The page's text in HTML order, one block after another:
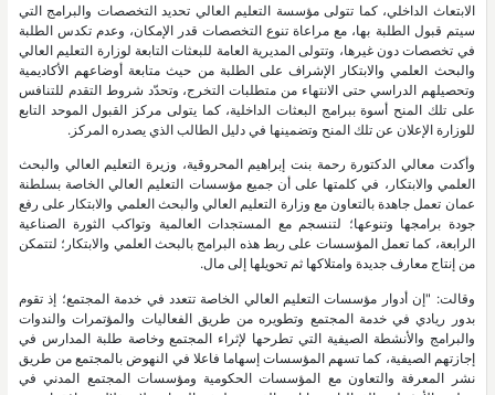
الابتعاث الداخلي، كما تتولى مؤسسة التعليم العالي تحديد التخصصات والبرامج التي
سيتم قبول الطلبة بها، مع مراعاة تنوع التخصصات قدر الإمكان، وعدم تكدس الطلبة
في تخصصات دون غيرها، وتتولى المديرية العامة للبعثات التابعة لوزارة التعليم العالي
والبحث العلمي والابتكار الإشراف على الطلبة من حيث متابعة أوضاعهم الأكاديمية
وتحصيلهم الدراسي حتى الانتهاء من متطلبات التخرج، وتحدّد شروط التقدم للتنافس
على تلك المنح أسوة ببرامج البعثات الداخلية، كما يتولى مركز القبول الموحد التابع
للوزارة الإعلان عن تلك المنح وتضمينها في دليل الطالب الذي يصدره المركز.
وأكدت معالي الدكتورة رحمة بنت إبراهيم المحروقية، وزيرة التعليم العالي والبحث
العلمي والابتكار، في كلمتها على أن جميع مؤسسات التعليم العالي الخاصة بسلطنة
عمان تعمل جاهدة بالتعاون مع وزارة التعليم العالي والبحث العلمي والابتكار على رفع
جودة برامجها وتنوعها؛ لتنسجم مع المستجدات العالمية وتواكب الثورة الصناعية
الرابعة، كما تعمل المؤسسات على ربط هذه البرامج بالبحث العلمي والابتكار؛ لتتمكن
من إنتاج معارف جديدة وامتلاكها ثم تحويلها إلى مال.
وقالت: "إن أدوار مؤسسات التعليم العالي الخاصة تتعدد في خدمة المجتمع؛ إذ تقوم
بدور ريادي في خدمة المجتمع وتطويره من طريق الفعاليات والمؤتمرات والندوات
والبرامج والأنشطة الصيفية التي تطرحها لإثراء المجتمع وخاصة طلبة المدارس في
إجازتهم الصيفية، كما تسهم المؤسسات إسهاما فاعلا في النهوض بالمجتمع من طريق
نشر المعرفة والتعاون مع المؤسسات الحكومية ومؤسسات المجتمع المدني في